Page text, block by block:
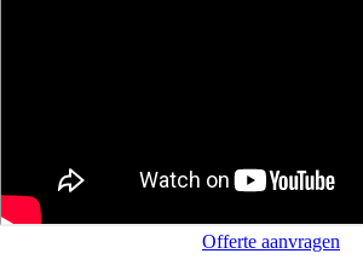
Offerte aanvragen